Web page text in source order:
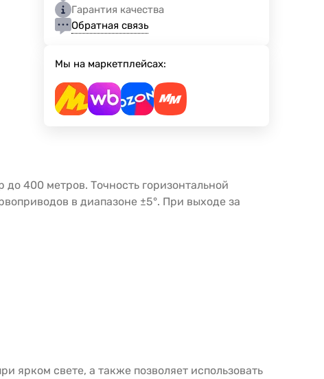
Гарантия качества
Обратная связь
Мы на маркетплейсах:
400 метров. Точность горизонтальной
в диапазоне ±5°. При выходе за
ярком свете, а также позволяет использовать